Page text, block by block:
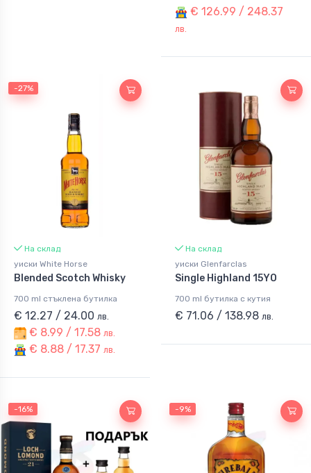
€ 126.99 / 248.37
лв.
-27%
На склад
уиски White Horse
Blended Scotch Whisky
700 ml стъклена бутилка
€ 12.27 / 24.00 лв.
€ 8.99 / 17.58 лв.
€ 8.88 / 17.37 лв.
На склад
уиски Glenfarclas
Single Highland 15YO
700 ml бутилка с кутия
€ 71.06 / 138.98 лв.
-16% -9%